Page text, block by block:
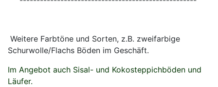
Weitere Farbtöne und Sorten, z.B. zweifarbige
Schurwolle/Flachs Böden im Geschäft.
Im Angebot auch Sisal- und Kokosteppichböden und
Läufer.